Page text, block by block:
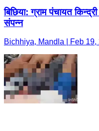
बिछिया: ग्राम पंचायत
संपन्न
Bichhiya, Mandla | Feb 19,